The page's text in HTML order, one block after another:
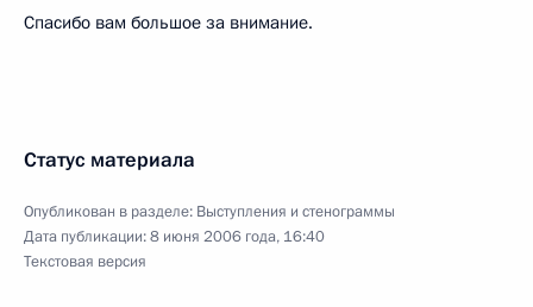
Спасибо вам большое за внимание.
Статус материала
Опубликован в разделе: Выступления и стенограммы
Дата публикации:8 июня 2006 года, 16:40
Текстовая версия